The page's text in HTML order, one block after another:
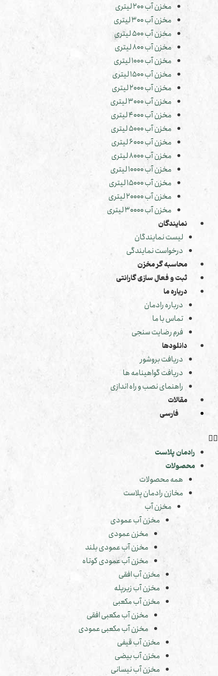
مخزن آب 200 لیتری
مخزن آب 300 لیتری
مخزن آب 500 لیتری
مخزن آب 800 لیتری
مخزن آب 1000 لیتری
مخزن آب 1500 لیتری
مخزن آب 2000 لیتری
مخزن آب 3000 لیتری
مخزن آب 4000 لیتری
مخزن آب 5000 لیتری
مخزن آب 6000 لیتری
مخزن آب 8000 لیتری
مخزن آب 10000 لیتری
مخزن آب 15000 لیتری
مخزن آب 20000 لیتری
مخزن آب 30000 لیتری
نمایندگان
لیست نمایندگان
درخواست نمایندگی
محاسبه گر مخزن
ثبت و فعال سازی گارانتی
درباره ما
درباره رادمان
تماس با ما
فرم رضایت سنجی
دانلودها
دریافت بروشور
دریافت گواهینامه ها
راهنمای نصب و راه اندازی
مقالات
فارسی
رادمان پلاست
محصولات
همه محصولات
مخازن رادمان پلاست
مخزن آب
مخزن آب عمودی
مخزن عمودی
مخزن آب عمودی بلند
مخزن آب عمودی کوتاه
مخزن آب افقی
مخزن آب زیرپله
مخزن آب مکعبی
مخزن آب مکعبی افقی
مخزن آب مکعبی عمودی
مخزن آب قیفی
مخزن آب بیضی
مخزن آب نیسانی